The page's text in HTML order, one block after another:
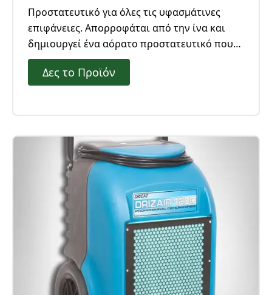
Προστατευτικό για όλες τις υφασμάτινες
επιφάνειες. Απορροφάται από την ίνα και
δημιουργεί ένα αόρατο προστατευτικό που
εμποδίζει τους ρύπους να εισχωρήσουν.
Δες το Προϊόν